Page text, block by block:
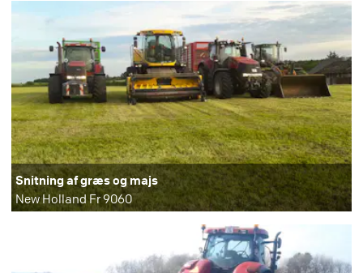
Snitning af græs og majs
New Holland Fr 9060